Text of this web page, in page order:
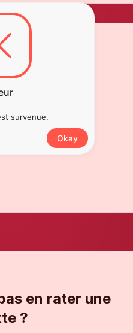
en rater une
?
survenue.
Okay